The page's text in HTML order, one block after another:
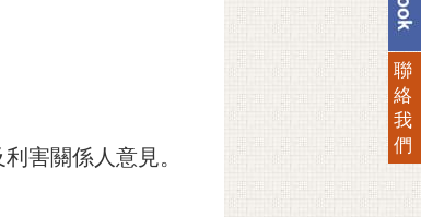
害關係人意見。
聯
絡
我
們